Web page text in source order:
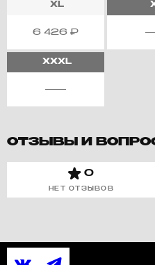
XL
6 426 ₽
XXXL
ОТЗЫВЫ И
0
НЕТ ОТЗЫВОВ